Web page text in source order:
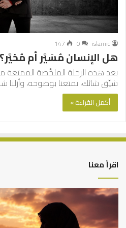
islamic
0
147
هل الإنسان مُسَيَّر أم مُخيَّر؟
بعد هذه الرحلة الملخَّصة
شيِّق شائك، تمتعنا بوضوحه،
أكمل القراءة »
اقرأ معنا
أهم
عدم
استجابة